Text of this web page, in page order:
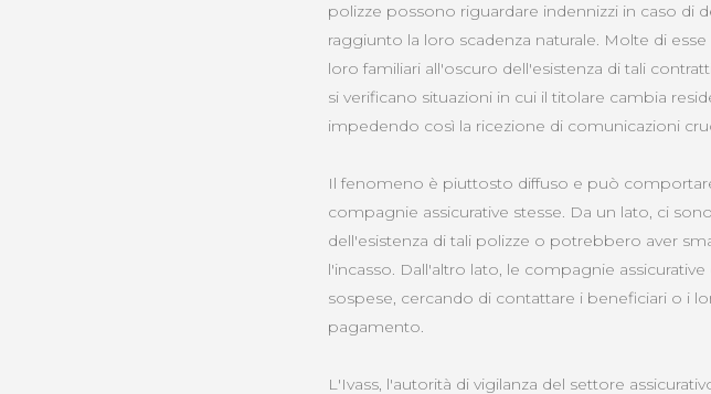
polizze possono riguardare indennizzi in caso di
raggiunto la loro scadenza naturale. Molte di
loro familiari all'oscuro dell'esistenza di tali
si verificano situazioni in cui il titolare cambia
impedendo così la ricezione di comunicazioni
Il fenomeno è piuttosto diffuso e può
compagnie assicurative stesse. Da un lato, ci
dell'esistenza di tali polizze o potrebbero aver
l'incasso. Dall'altro lato, le compagnie
sospese, cercando di contattare i beneficiari o i
pagamento.
L'Ivass, l'autorità di vigilanza del settore